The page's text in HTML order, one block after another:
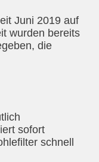
Juni 2019 auf
wurden bereits
die
sofort
schnell